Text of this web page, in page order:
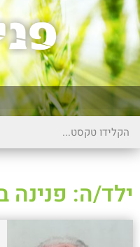
ילד/ה: פנינה